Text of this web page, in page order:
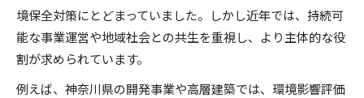
境保全対策にとどまっていました。しかし近年では、持続可
能な事業運営や地域社会との共生を重視し、より主体的な役
割が求められています。
例えば、神奈川県の開発事業や高層建築では、環境影響評価